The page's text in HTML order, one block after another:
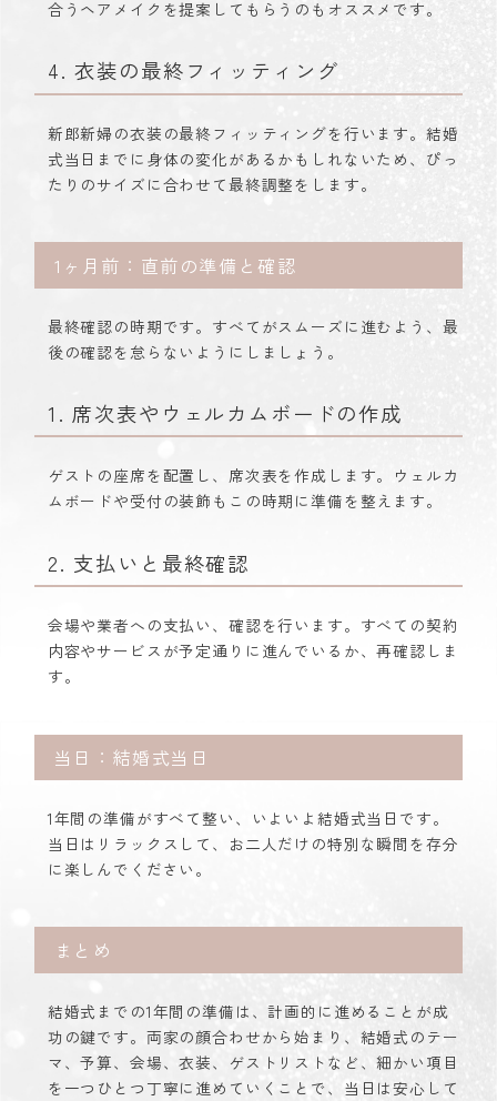
合うヘアメイクを提案してもらうのもオススメです。
4. 衣装の最終フィッティング
新郎新婦の衣装の最終フィッティングを行います。結婚
式当日までに身体の変化があるかもしれないため、ぴっ
たりのサイズに合わせて最終調整をします。
1ヶ月前：直前の準備と確認
最終確認の時期です。すべてがスムーズに進むよう、最
後の確認を怠らないようにしましょう。
1. 席次表やウェルカムボードの作成
ゲストの座席を配置し、席次表を作成します。ウェルカ
ムボードや受付の装飾もこの時期に準備を整えます。
2. 支払いと最終確認
会場や業者への支払い、確認を行います。すべての契約
内容やサービスが予定通りに進んでいるか、再確認しま
す。
当日：結婚式当日
1年間の準備がすべて整い、いよいよ結婚式当日です。
当日はリラックスして、お二人だけの特別な瞬間を存分
に楽しんでください。
まとめ
結婚式までの1年間の準備は、計画的に進めることが成
功の鍵です。両家の顔合わせから始まり、結婚式のテー
マ、予算、会場、衣装、ゲストリストなど、細かい項目
を一つひとつ丁寧に進めていくことで、当日は安心して